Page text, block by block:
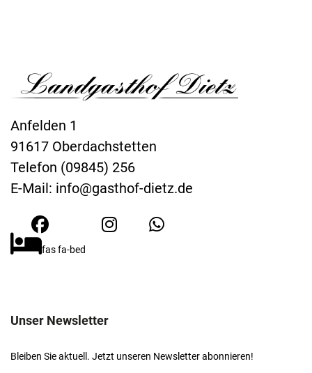
Anfelden 1
91617 Oberdachstetten
Telefon (09845) 256
E-Mail: info@gasthof-dietz.de
fas fa-bed
Unser Newsletter
Bleiben Sie aktuell. Jetzt unseren Newsletter abonnieren!